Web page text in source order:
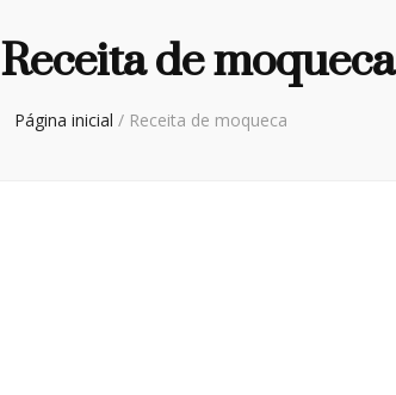
Receita de moqueca
Página inicial / Receita de moqueca